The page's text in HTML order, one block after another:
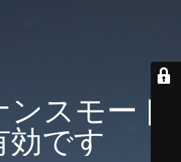
スモード
効です